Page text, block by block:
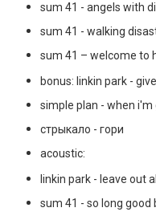
sum 41 - angels with
sum 41 - walking
sum 41 – welcome to
bonus: linkin park -
simple plan - when i'm
стрыкало - гори
acoustic:
linkin park - leave out
sum 41 - so long good